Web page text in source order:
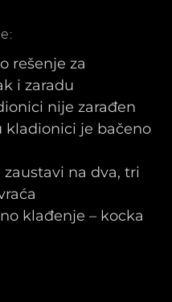
rešenje za
i zaradu
nije zarađen
kladionici je bačeno
na dva, tri
klađenje – kocka